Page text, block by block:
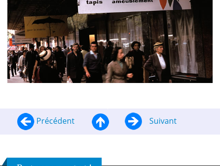
Précédent Suivant